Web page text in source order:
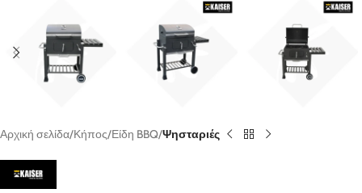
Αρχική σελίδα Κήπος Είδη BBQ Ψησταριές